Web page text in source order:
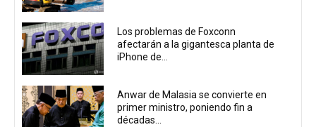
Los problemas de Foxconn
afectarán a la gigantesca planta de
iPhone de...
Anwar de Malasia se convierte en
primer ministro, poniendo fin a
décadas...